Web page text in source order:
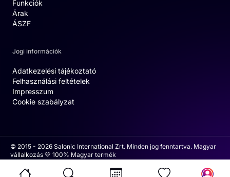
Funkciók
Árak
ÁSZF
Jogi információk
Adatkezelési tájékoztató
Felhasználási feltételek
Impresszum
Cookie szabályzat
© 2015 - 2026 Salonic International Zrt. Minden jog fenntartva. Magyar
vállalkozás 💛 100% Magyar termék